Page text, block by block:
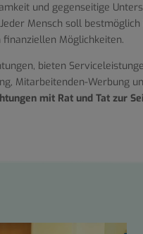
und gegenseitige
Mensch soll
Möglichkeiten.
bieten
Mitarbeitenden-Werbung
mit Rat und Tat zur